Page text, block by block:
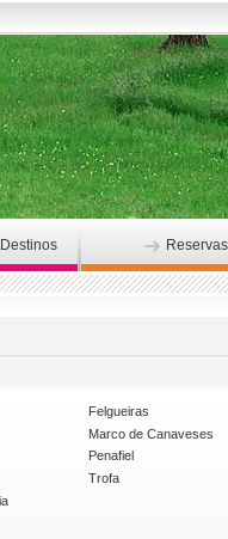
Destinos Reservas
Felgueiras
Marco de Canaveses
Penafiel
Trofa